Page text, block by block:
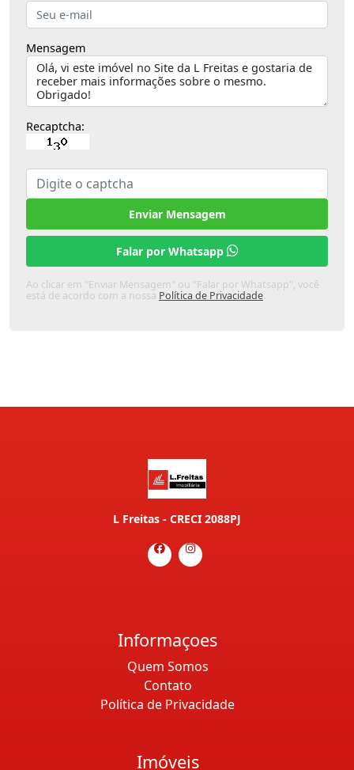
Mensagem
Recaptcha:
Enviar Mensagem
Falar por Whatsapp
Ao clicar em "Enviar Mensagem" ou "Falar por Whatsapp", você
está de acordo com a nossa Política de Privacidade.
L Freitas - CRECI 2088PJ
Informaçoes
Quem Somos
Contato
Política de Privacidade
Imóveis